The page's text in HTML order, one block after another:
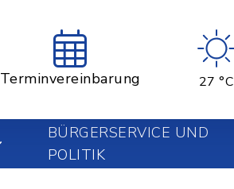
Terminvereinbarung 27 °C
BÜRGERSERVICE UND
POLITIK